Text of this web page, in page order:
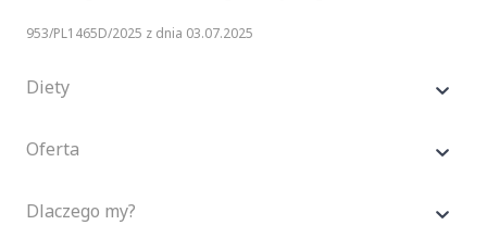
953/PL1465D/2025 z dnia 03.07.2025
Diety
Oferta
Dlaczego my?